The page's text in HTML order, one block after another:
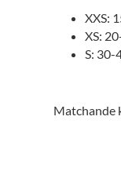
XXS:
XS:
S: 30-
Matchande